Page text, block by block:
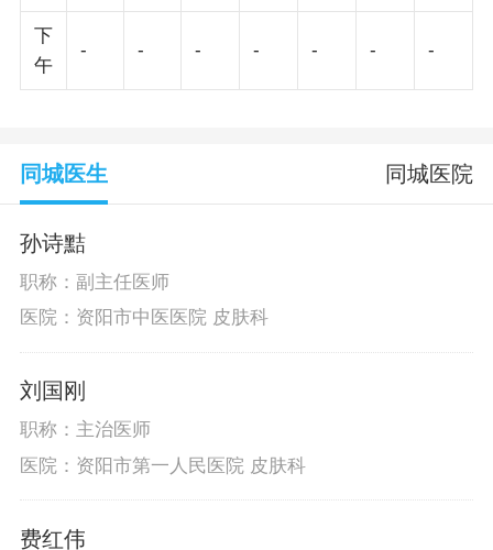
下
午
- - - - - - -
同城医生 同城医院
孙诗黠
职称：副主任医师
医院：资阳市中医医院 皮肤科
刘国刚
职称：主治医师
医院：资阳市第一人民医院 皮肤科
费红伟